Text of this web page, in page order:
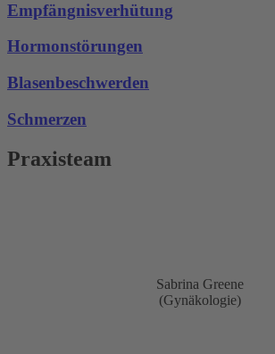
Empfängnisverhütung
Hormonstörungen
Blasenbeschwerden
Schmerzen
Praxisteam
Sabrina Greene
(Gynäkologie)